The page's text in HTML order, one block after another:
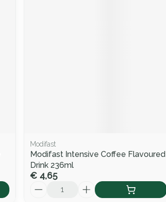
Modifast
Modifast Intensive Coffee Flavoured
Drink 236ml
€ 4,65